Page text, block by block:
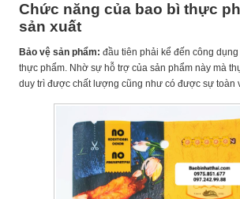
Chức năng của bao bì thực
sản xuất
Bảo vệ sản phẩm: đầu tiên phải kể đến công
thực phẩm. Nhờ sự hỗ trợ của sản phẩm này mà
duy trì được chất lượng cũng như có được sự toàn